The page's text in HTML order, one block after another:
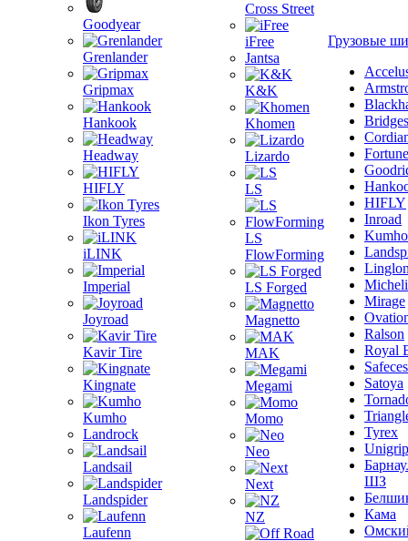
Goodyear
Grenlander
Gripmax
Hankook
Headway
HIFLY
Ikon Tyres
iLINK
Imperial
Joyroad
Kavir Tire
Kingnate
Kumho
Landrock
Landsail
Landspider
Laufenn
Cross Street
iFree
Jantsa
K&K
Khomen
Lizardo
LS
LS
FlowForming
LS Forged
Magnetto
MAK
Megami
Momo
Neo
Next
NZ
Грузовые
Fortune
HIFLY
Inroad
Kumho
Mirage
Ralson
Royal
Satoya
Tyrex
Unigrip
ШЗ
Кама